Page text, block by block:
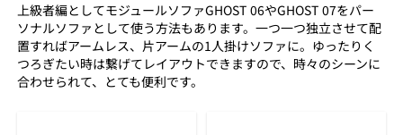
上級者編としてモジュールソファGHOST 06やGHOST 07をパー
ソナルソファとして使う方法もあります。一つ一つ独立させて配
置すればアームレス、片アームの1人掛けソファに。ゆったりく
つろぎたい時は繋げてレイアウトできますので、時々のシーンに
合わせられて、とても便利です。